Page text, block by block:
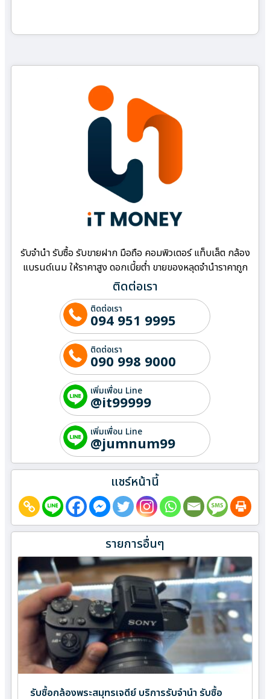
รับจำนำ รับซื้อ รับขายฝาก มือถือ คอมพิวเตอร์ แท็บเล็ต กล้อง
แบรนด์เนม ให้ราคาสูง ดอกเบี้ยต่ำ ขายของหลุดจำนำราคาถูก
ติดต่อเรา
ติดต่อเรา
094 951 9995
ติดต่อเรา
090 998 9000
เพิ่มเพื่อน Line
@it99999
เพิ่มเพื่อน Line
@jumnum99
แชร์หน้านี้
รายการอื่นๆ
รับซื้อกล้องพระสมุทรเจดีย์ บริการรับจำนำ รับซื้อ